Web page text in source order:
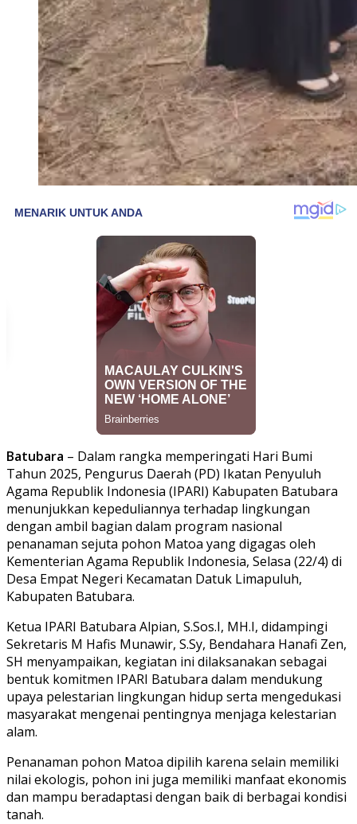
Batubara – Dalam rangka memperingati Hari Bumi
Tahun 2025, Pengurus Daerah (PD) Ikatan Penyuluh
Agama Republik Indonesia (IPARI) Kabupaten Batubara
menunjukkan kepeduliannya terhadap lingkungan
dengan ambil bagian dalam program nasional
penanaman sejuta pohon Matoa yang digagas oleh
Kementerian Agama Republik Indonesia, Selasa (22/4) di
Desa Empat Negeri Kecamatan Datuk Limapuluh,
Kabupaten Batubara.
Ketua IPARI Batubara Alpian, S.Sos.I, MH.I, didampingi
Sekretaris M Hafis Munawir, S.Sy, Bendahara Hanafi Zen,
SH menyampaikan, kegiatan ini dilaksanakan sebagai
bentuk komitmen IPARI Batubara dalam mendukung
upaya pelestarian lingkungan hidup serta mengedukasi
masyarakat mengenai pentingnya menjaga kelestarian
alam.
Penanaman pohon Matoa dipilih karena selain memiliki
nilai ekologis, pohon ini juga memiliki manfaat ekonomis
dan mampu beradaptasi dengan baik di berbagai kondisi
tanah.